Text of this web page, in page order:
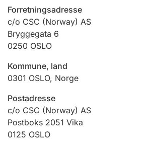
Jeger
Betaling og jegeravgiftskort
Ektepaktveileder
Offentlig sektor
Forretningsadresse
c/o CSC (Norway) AS
Bryggegata 6
0250 OSLO
Kommune, land
0301 OSLO, Norge
Postadresse
c/o CSC (Norway) AS
Postboks 2051 Vika
0125 OSLO